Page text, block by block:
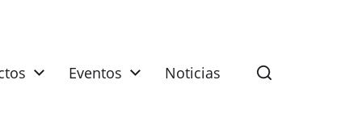
Eventos Noticias